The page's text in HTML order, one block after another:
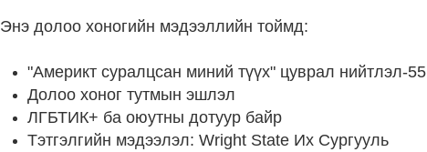
Энэ долоо хоногийн мэдээллийн тоймд:
"Америкт суралцсан миний түүх" цуврал нийтлэл-55
Долоо хоног тутмын эшлэл
ЛГБТИК+ ба оюутны дотуур байр
Тэтгэлгийн мэдээлэл: Wright State Их Сургууль